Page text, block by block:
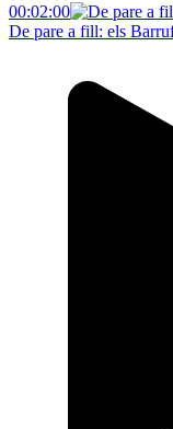
00:02:00
De pare a fill: els